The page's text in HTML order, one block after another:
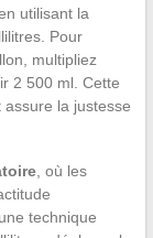
utilisant la
Pour
multipliez
2 500 ml. Cette
la justesse
, où les
technique